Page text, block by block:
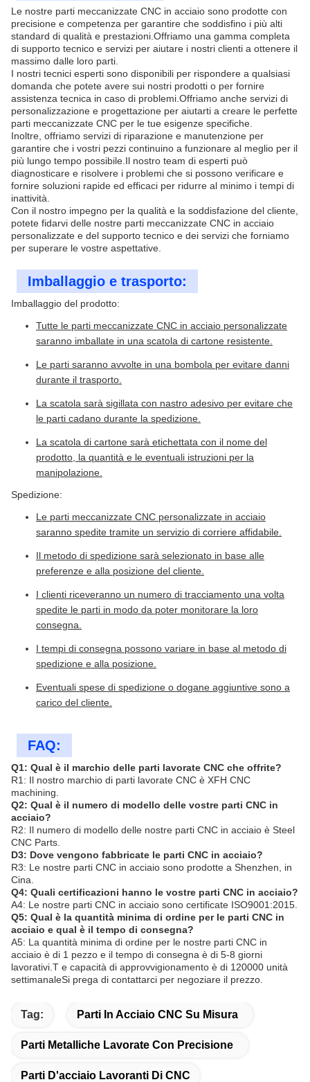
Le nostre parti meccanizzate CNC in acciaio sono prodotte con
precisione e competenza per garantire che soddisfino i più alti
standard di qualità e prestazioni.Offriamo una gamma completa
di supporto tecnico e servizi per aiutare i nostri clienti a ottenere il
massimo dalle loro parti.
I nostri tecnici esperti sono disponibili per rispondere a qualsiasi
domanda che potete avere sui nostri prodotti o per fornire
assistenza tecnica in caso di problemi.Offriamo anche servizi di
personalizzazione e progettazione per aiutarti a creare le perfette
parti meccanizzate CNC per le tue esigenze specifiche.
Inoltre, offriamo servizi di riparazione e manutenzione per
garantire che i vostri pezzi continuino a funzionare al meglio per il
più lungo tempo possibile.Il nostro team di esperti può
diagnosticare e risolvere i problemi che si possono verificare e
fornire soluzioni rapide ed efficaci per ridurre al minimo i tempi di
inattività.
Con il nostro impegno per la qualità e la soddisfazione del cliente,
potete fidarvi delle nostre parti meccanizzate CNC in acciaio
personalizzate e del supporto tecnico e dei servizi che forniamo
per superare le vostre aspettative.
Imballaggio e trasporto:
Imballaggio del prodotto:
Tutte le parti meccanizzate CNC in acciaio personalizzate
saranno imballate in una scatola di cartone resistente.
Le parti saranno avvolte in una bombola per evitare danni
durante il trasporto.
La scatola sarà sigillata con nastro adesivo per evitare che
le parti cadano durante la spedizione.
La scatola di cartone sarà etichettata con il nome del
prodotto, la quantità e le eventuali istruzioni per la
manipolazione.
Spedizione:
Le parti meccanizzate CNC personalizzate in acciaio
saranno spedite tramite un servizio di corriere affidabile.
Il metodo di spedizione sarà selezionato in base alle
preferenze e alla posizione del cliente.
I clienti riceveranno un numero di tracciamento una volta
spedite le parti in modo da poter monitorare la loro
consegna.
I tempi di consegna possono variare in base al metodo di
spedizione e alla posizione.
Eventuali spese di spedizione o dogane aggiuntive sono a
carico del cliente.
FAQ:
Q1: Qual è il marchio delle parti lavorate CNC che offrite?
R1: Il nostro marchio di parti lavorate CNC è XFH CNC
machining.
Q2: Qual è il numero di modello delle vostre parti CNC in
acciaio?
R2: Il numero di modello delle nostre parti CNC in acciaio è Steel
CNC Parts.
D3: Dove vengono fabbricate le parti CNC in acciaio?
R3: Le nostre parti CNC in acciaio sono prodotte a Shenzhen, in
Cina.
Q4: Quali certificazioni hanno le vostre parti CNC in acciaio?
A4: Le nostre parti CNC in acciaio sono certificate ISO9001:2015.
Q5: Qual è la quantità minima di ordine per le parti CNC in
acciaio e qual è il tempo di consegna?
A5: La quantità minima di ordine per le nostre parti CNC in
acciaio è di 1 pezzo e il tempo di consegna è di 5-8 giorni
lavorativi.T e capacità di approvvigionamento è di 120000 unità
settimanaleSi prega di contattarci per negoziare il prezzo.
Tag: Parti In Acciaio CNC Su Misura
Parti Metalliche Lavorate Con Precisione
Parti D'acciaio Lavoranti Di CNC